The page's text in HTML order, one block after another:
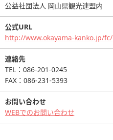
公益社団法人 岡山県観光連盟内
公式URL
http://www.okayama-kanko.jp/fc/
連絡先
TEL：086-201-0245
FAX：086-231-5393
お問い合わせ
WEBでのお問い合わせ